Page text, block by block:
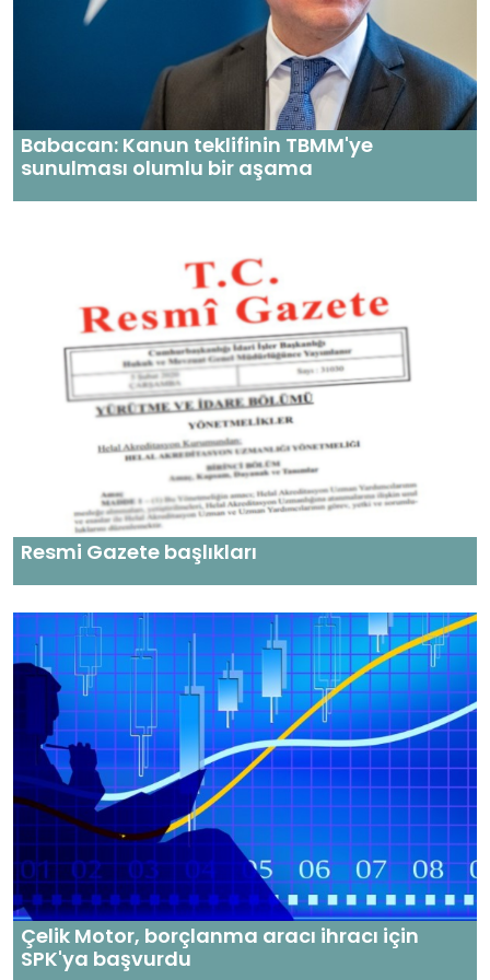
Babacan: Kanun teklifinin TBMM'ye
sunulması olumlu bir aşama
Resmi Gazete başlıkları
Çelik Motor, borçlanma aracı ihracı için
SPK'ya başvurdu